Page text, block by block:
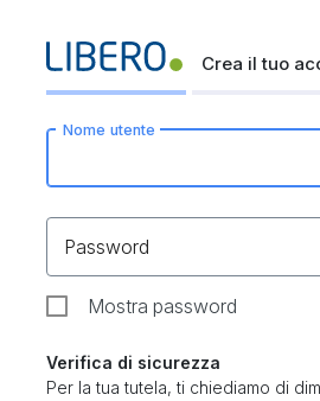
Crea il tuo
Nome utente
Password
Mostra password
Verifica di sicurezza
Per la tua tutela, ti chiediamo di